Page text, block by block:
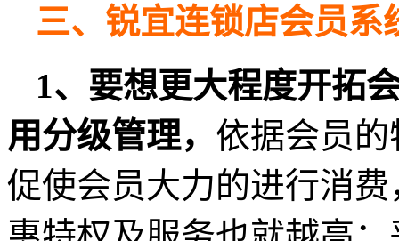
三、锐宜连锁店会员系
1、要想更大程度开拓
用分级管理， 依据会员
促使会员大力的进行消